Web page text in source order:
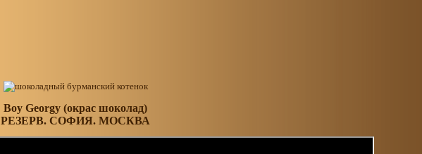
Boy Georgy (окрас шоколад)
РЕЗЕРВ. СОФИЯ. МОСКВА